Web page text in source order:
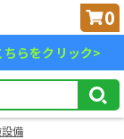
0
ちらをクリック>
備